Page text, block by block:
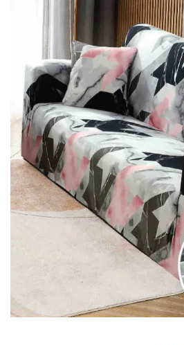
Lenjerii Creponate
Lenjerii de finet Iprimate Digital
Lenjerii de pat Bumbac 100%
Lenjerii de pat Finet + 2 Draperii
Lenjerii de pat Saten 4 piese cu
elastic